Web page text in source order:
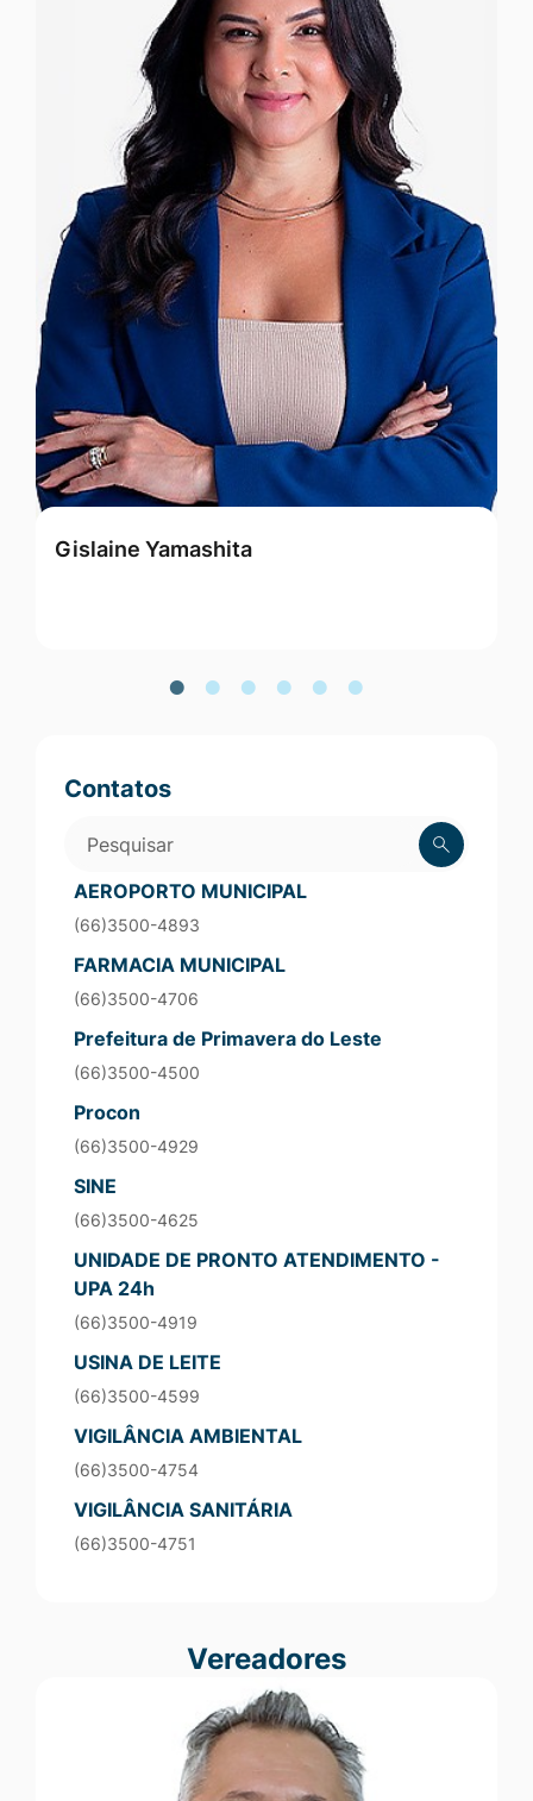
Gislaine Yamashita
Contatos
Pesquisar
AEROPORTO MUNICIPAL
(66)3500-4893
FARMACIA MUNICIPAL
(66)3500-4706
Prefeitura de Primavera do Leste
(66)3500-4500
Procon
(66)3500-4929
SINE
(66)3500-4625
UNIDADE DE PRONTO ATENDIMENTO -
UPA 24h
(66)3500-4919
USINA DE LEITE
(66)3500-4599
VIGILÂNCIA AMBIENTAL
(66)3500-4754
VIGILÂNCIA SANITÁRIA
(66)3500-4751
Vereadores